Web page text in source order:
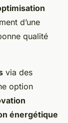
d’une
qualité
via des
option
énergétique